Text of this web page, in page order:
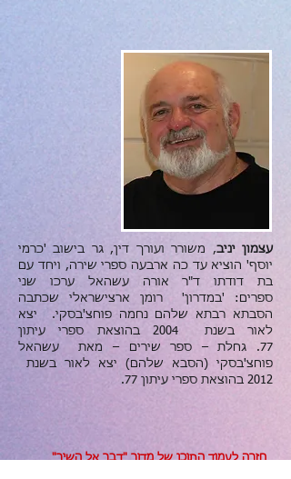
עצמון יניב, משורר ועורך דין, גר בישוב 'כרמי
יוסף' הוציא עד כה ארבעה ספרי שירה, ויחד עם
בת דודתו ד"ר אורה עשהאל ערכו שני
ספרים: 'במדרון' רומן ארצישראלי שכתבה
הסבתא רבתא שלהם נחמה פוחצ'בסקי. יצא
לאור בשנת 2004 בהוצאת ספרי עיתון
77. גחלת – ספר שירים – מאת עשהאל
פוחצ'בסקי (הסבא שלהם) יצא לאור בשנת
2012 בהוצאת ספרי עיתון 77.
חזרה לעמוד התוכן של מדור"דבר אל השיר"